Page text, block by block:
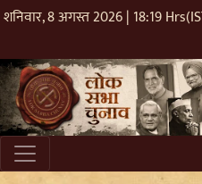
शनिवार, 8 अगस्त 2026 | 18:19